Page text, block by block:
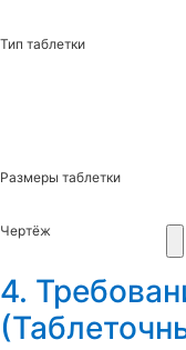
Тип таблетки
Размеры таблетки
Чертёж
4.